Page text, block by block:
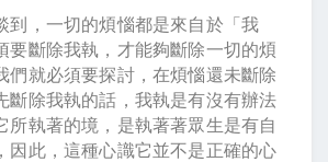
到，一切的煩惱都是來自於「我
要斷除我執，才能夠斷除一切的煩
們就必須要探討，在煩惱還未斷除
斷除我執的話，我執是有沒有辦法
所執著的境，是執著著眾生是有自
因此，這種心識它並不是正確的心